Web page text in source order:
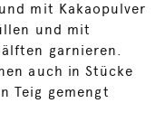
mit Kakaopulver
und mit
garnieren.
auch in Stücke
Teig gemengt